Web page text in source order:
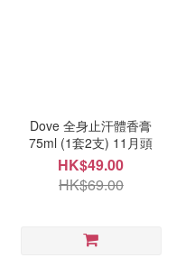
Dove 全身止汗體香膏
75ml (1套2支) 11月頭
HK$49.00
HK$69.00